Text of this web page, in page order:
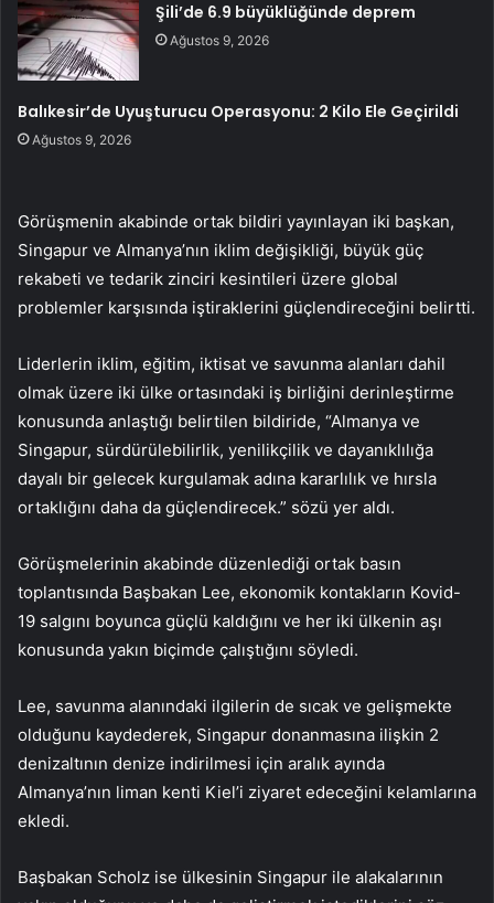
Şili’de 6.9 büyüklüğünde deprem
Ağustos 9, 2026
Balıkesir’de Uyuşturucu Operasyonu: 2 Kilo Ele Geçirildi
Ağustos 9, 2026
Görüşmenin akabinde ortak bildiri yayınlayan iki başkan,
Singapur ve Almanya’nın iklim değişikliği, büyük güç
rekabeti ve tedarik zinciri kesintileri üzere global
problemler karşısında iştiraklerini güçlendireceğini belirtti.
Liderlerin iklim, eğitim, iktisat ve savunma alanları dahil
olmak üzere iki ülke ortasındaki iş birliğini derinleştirme
konusunda anlaştığı belirtilen bildiride, “Almanya ve
Singapur, sürdürülebilirlik, yenilikçilik ve dayanıklılığa
dayalı bir gelecek kurgulamak adına kararlılık ve hırsla
ortaklığını daha da güçlendirecek.” sözü yer aldı.
Görüşmelerinin akabinde düzenlediği ortak basın
toplantısında Başbakan Lee, ekonomik kontakların Kovid-
19 salgını boyunca güçlü kaldığını ve her iki ülkenin aşı
konusunda yakın biçimde çalıştığını söyledi.
Lee, savunma alanındaki ilgilerin de sıcak ve gelişmekte
olduğunu kaydederek, Singapur donanmasına ilişkin 2
denizaltının denize indirilmesi için aralık ayında
Almanya’nın liman kenti Kiel’i ziyaret edeceğini kelamlarına
ekledi.
Başbakan Scholz ise ülkesinin Singapur ile alakalarının